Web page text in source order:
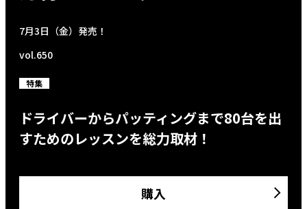
7月3日（金）発売！
vol.650
特集
ドライバーからパッティングまで80台を出
すためのレッスンを総力取材！
購入